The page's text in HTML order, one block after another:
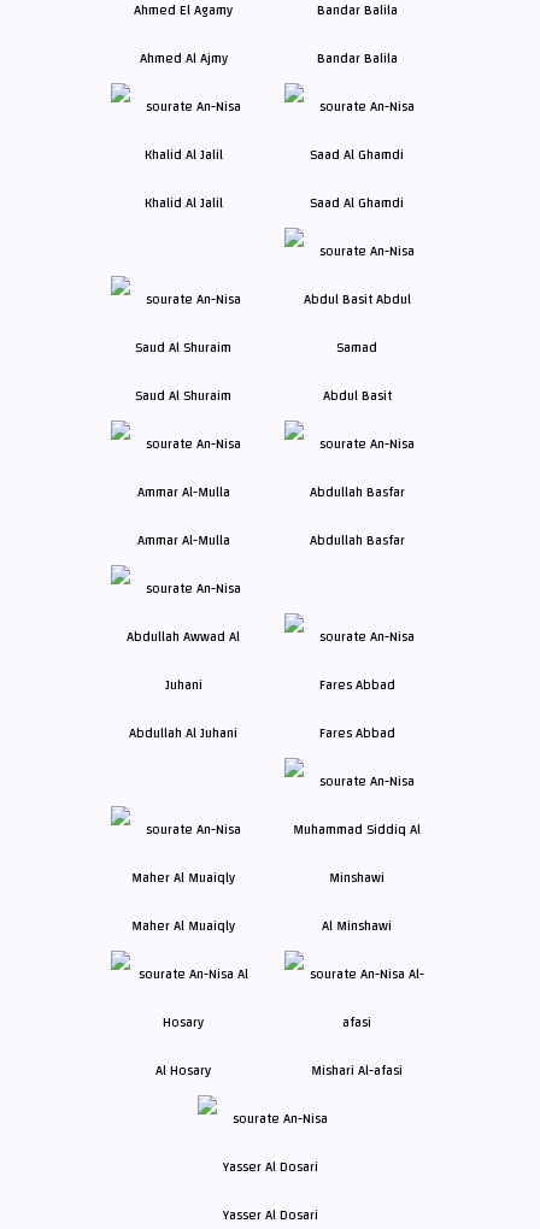
Ahmed Al Ajmy Bandar Balila
Khalid Al Jalil Saad Al Ghamdi
Saud Al Shuraim Abdul Basit
Ammar Al-Mulla Abdullah Basfar
Abdullah Al Juhani Fares Abbad
Maher Al Muaiqly Al Minshawi
Al Hosary Mishari Al-afasi
Yasser Al Dosari